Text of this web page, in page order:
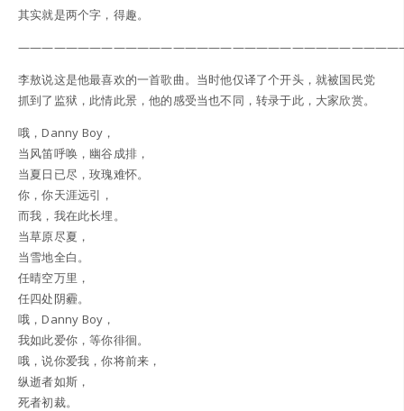
其实就是两个字，得趣。
李敖说这是他最喜欢的一首歌曲。当时他仅译了个开头，就被国民党
抓到了监狱，此情此景，他的感受当也不同，转录于此，大家欣赏。
哦，Danny Boy，
当风笛呼唤，幽谷成排，
当夏日已尽，玫瑰难怀。
你，你天涯远引，
而我，我在此长埋。
当草原尽夏，
当雪地全白。
任晴空万里，
任四处阴霾。
哦，Danny Boy，
我如此爱你，等你徘徊。
哦，说你爱我，你将前来，
纵逝者如斯，
死者初裁。